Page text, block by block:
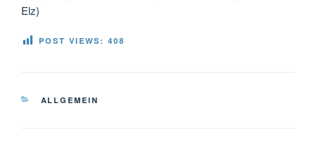
Elz)
POST VIEWS: 408
KATEGORIEN
ALLGEMEIN